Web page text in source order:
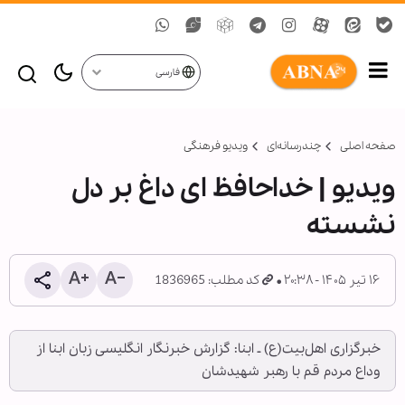
فارسی
صفحه اصلی چندرسانه‌ای ویدیو فرهنگی
ویدیو | خداحافظ ای داغ بر دل
نشسته
۱۶ تیر ۱۴۰۵ - ۲۰:۳۸ کد مطلب: 1836965
خبرگزاری اهل‌بیت(ع) ـ ابنا: گزارش خبرنگار انگلیسی زبان ابنا از
وداع مردم قم با رهبر شهیدشان